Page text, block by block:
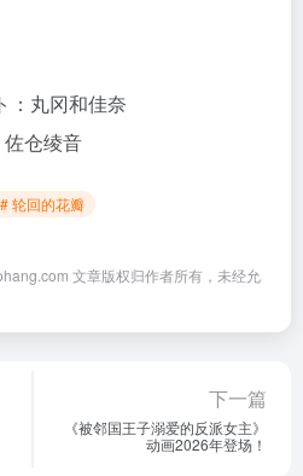
：丸冈和佳奈
仓绫音
# 轮回的花瓣
文章版权归作者所有，未经允
下一篇
《被邻国王子溺爱的反派女主》
动画2026年登场！